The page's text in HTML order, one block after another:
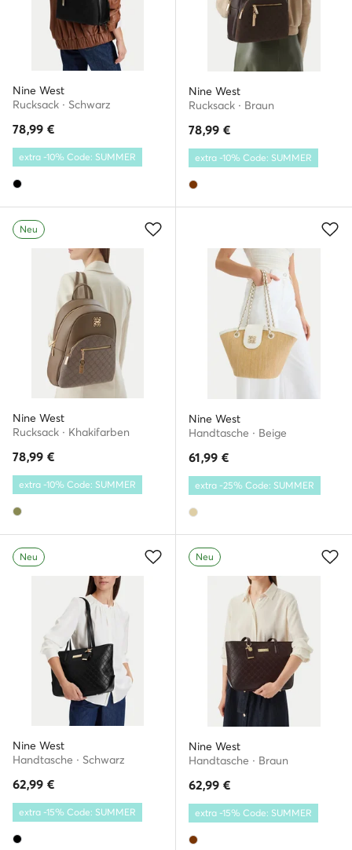
Nine West
Rucksack · Schwarz
78,99 €
extra -10% Code: SUMMER
Nine West
Rucksack · Braun
78,99 €
extra -10% Code: SUMMER
Neu
Nine West
Rucksack · Khakifarben
78,99 €
extra -10% Code: SUMMER
Nine West
Handtasche · Beige
61,99 €
extra -25% Code: SUMMER
Neu
Nine West
Handtasche · Schwarz
62,99 €
extra -15% Code: SUMMER
Neu
Nine West
Handtasche · Braun
62,99 €
extra -15% Code: SUMMER